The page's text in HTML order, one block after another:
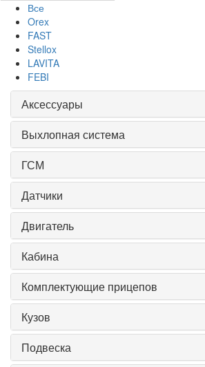
Все
Orex
FAST
Stellox
LAVITA
FEBI
Аксессуары
Выхлопная система
ГСМ
Датчики
Двигатель
Кабина
Комплектующие прицепов
Кузов
Подвеска